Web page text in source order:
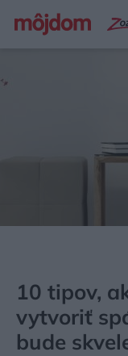
10 tipov,
vytvoriť
bude